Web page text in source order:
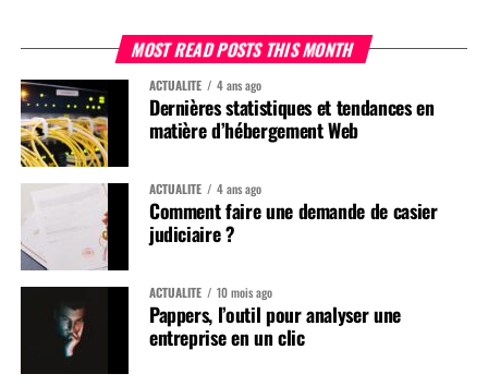
MOST READ POSTS THIS MONTH
ACTUALITÉ 4 ans ago
Dernières statistiques et tendances en
matière d’hébergement Web
ACTUALITÉ 4 ans ago
Comment faire une demande de casier
judiciaire ?
ACTUALITÉ 10 mois ago
Pappers, l’outil pour analyser une
entreprise en un clic